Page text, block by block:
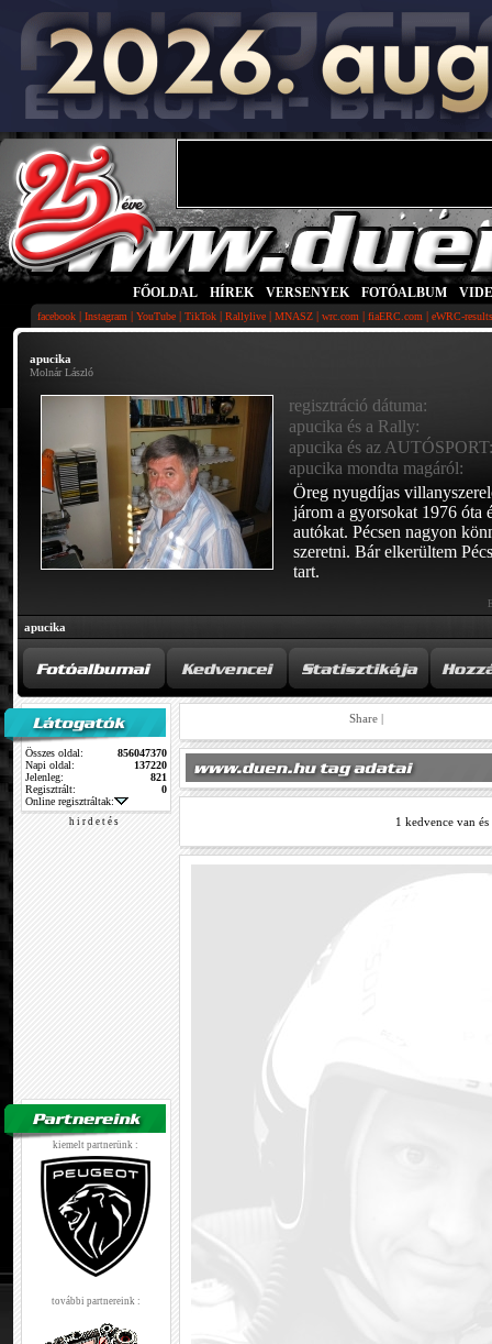
FŐOLDAL HÍREK VERSENYEK FOTÓALBUM
facebook | Instagram | YouTube | TikTok | Rallylive | MNASZ | wrc.com | fiaERC.com | eWRC-
apucika
Molnár László
regisztráció dátuma:
apucika és a Rally:
apucika és az
apucika mondta magáról:
Öreg nyugdíjas
járom a gyorsokat 1976 óta
autókat. Pécsen nagyon
szeretni. Bár elkerültem
tart.
apucika
Összes oldal:
856047370
Napi oldal:
137220
Jelenleg:
821
Regisztrált:
0
Online regisztráltak:
h i r d e t é s
kiemelt partnerünk :
további partnereink :
Share |
1 kedvence van